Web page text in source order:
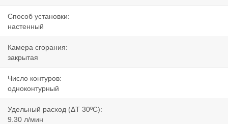
Способ установки:
настенный
Камера сгорания:
закрытая
Число контуров:
одноконтурный
Удельный расход (ΔT 30ºC):
9.30 л/мин